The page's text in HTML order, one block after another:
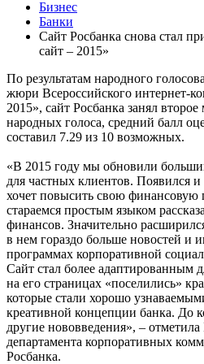
Бизнес
Банки
Сайт Росбанка снова стал
сайт – 2015»
По результатам народного
жюри Всероссийского интернет-
2015», сайт Росбанка занял
народных голоса, средний балл
составил 7.29 из 10 возможных.
«В 2015 году мы обновили
для частных клиентов. Появился
хочет повысить свою
стараемся простым языком
финансов. Значительно
в нем гораздо больше новостей и
программах корпоративной
Сайт стал более адаптированным
на его страницах «поселились»
которые стали хорошо
креативной концепции банка. До
другие нововведения», –
департамента корпоративных
Росбанка.